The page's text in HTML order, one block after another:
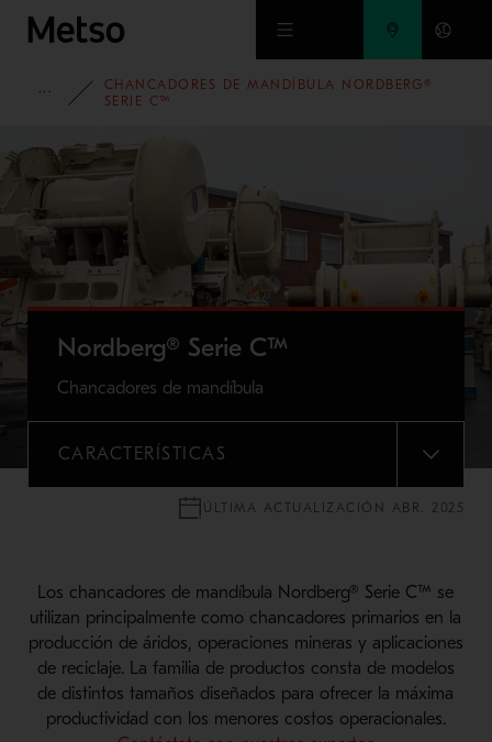
Ir al contenido principal
PORTAFOLIO
CHANCADORES DE MANDÍBULA NORDBERG®
SERIE C™
Nordberg® Serie C™
Chancadores de mandíbula
CARACTERÍSTICAS
MENU
ÚLTIMA ACTUALIZACIÓN ABR. 2025
Los chancadores de mandíbula Nordberg® Serie C™ se
utilizan principalmente como chancadores primarios en la
producción de áridos, operaciones mineras y aplicaciones
de reciclaje. La familia de productos consta de modelos
de distintos tamaños diseñados para ofrecer la máxima
productividad con los menores costos operacionales.